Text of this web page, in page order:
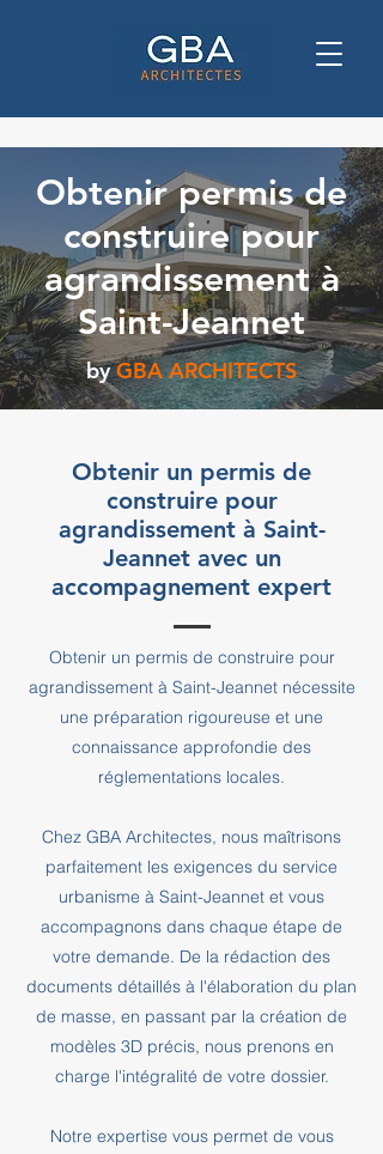
Obtenir permis de
construire pour
agrandissement à
Saint-Jeannet
by GBA ARCHITECTS
Obtenir un permis de
construire pour
agrandissement à Saint-
Jeannet avec un
accompagnement expert
Obtenir un permis de construire pour
agrandissement à Saint-Jeannet nécessite
une préparation rigoureuse et une
connaissance approfondie des
réglementations locales.
Chez GBA Architectes, nous maîtrisons
parfaitement les exigences du service
urbanisme à Saint-Jeannet et vous
accompagnons dans chaque étape de
votre demande. De la rédaction des
documents détaillés à l'élaboration du plan
de masse, en passant par la création de
modèles 3D précis, nous prenons en
charge l'intégralité de votre dossier.
Notre expertise vous permet de vous